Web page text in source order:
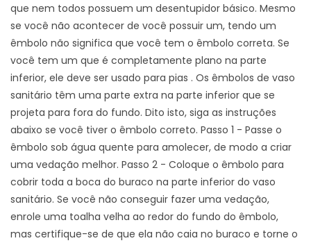
que nem todos possuem um desentupidor básico. Mesmo
se você não acontecer de você possuir um, tendo um
êmbolo não significa que você tem o êmbolo correta. Se
você tem um que é completamente plano na parte
inferior, ele deve ser usado para pias . Os êmbolos de vaso
sanitário têm uma parte extra na parte inferior que se
projeta para fora do fundo. Dito isto, siga as instruções
abaixo se você tiver o êmbolo correto. Passo 1 - Passe o
êmbolo sob água quente para amolecer, de modo a criar
uma vedação melhor. Passo 2 - Coloque o êmbolo para
cobrir toda a boca do buraco na parte inferior do vaso
sanitário. Se você não conseguir fazer uma vedação,
enrole uma toalha velha ao redor do fundo do êmbolo,
mas certifique-se de que ela não caia no buraco e torne o